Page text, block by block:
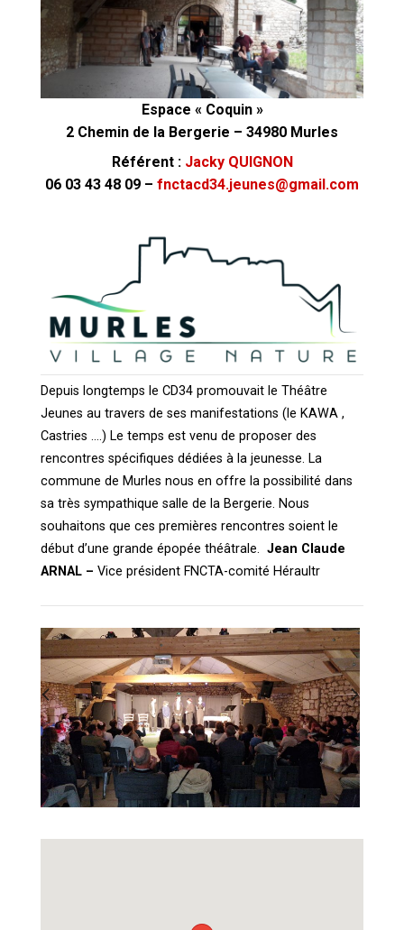
Espace « Coquin »
2 Chemin de la Bergerie – 34980 Murles
Référent : Jacky QUIGNON
06 03 43 48 09 – fnctacd34.jeunes@gmail.com
Depuis longtemps le CD34 promouvait le Théâtre
Jeunes au travers de ses manifestations (le KAWA ,
Castries ….) Le temps est venu de proposer des
rencontres spécifiques dédiées à la jeunesse. La
commune de Murles nous en offre la possibilité dans
sa très sympathique salle de la Bergerie. Nous
souhaitons que ces premières rencontres soient le
début d’une grande épopée théâtrale. Jean Claude
ARNAL – Vice président FNCTA-comité Héraultr